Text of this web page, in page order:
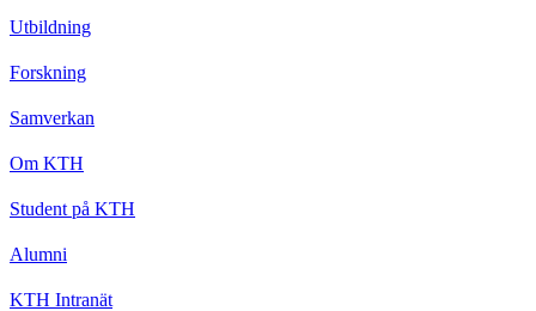
Utbildning
Forskning
Samverkan
Om KTH
Student på KTH
Alumni
KTH Intranät